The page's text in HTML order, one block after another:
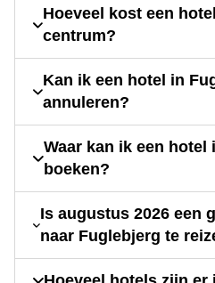
Hoeveel kost een
centrum?
Kan ik een hotel in
annuleren?
Waar kan ik een hotel
boeken?
Is augustus 2026 een
naar Fuglebjerg te